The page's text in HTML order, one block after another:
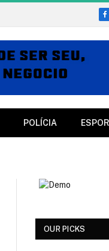
POLÍCIA
OUR PICKS